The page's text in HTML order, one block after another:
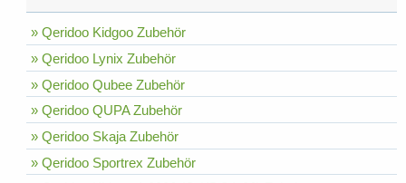
» Qeridoo Kidgoo Zubehör
» Qeridoo Lynix Zubehör
» Qeridoo Qubee Zubehör
» Qeridoo QUPA Zubehör
» Qeridoo Skaja Zubehör
» Qeridoo Sportrex Zubehör